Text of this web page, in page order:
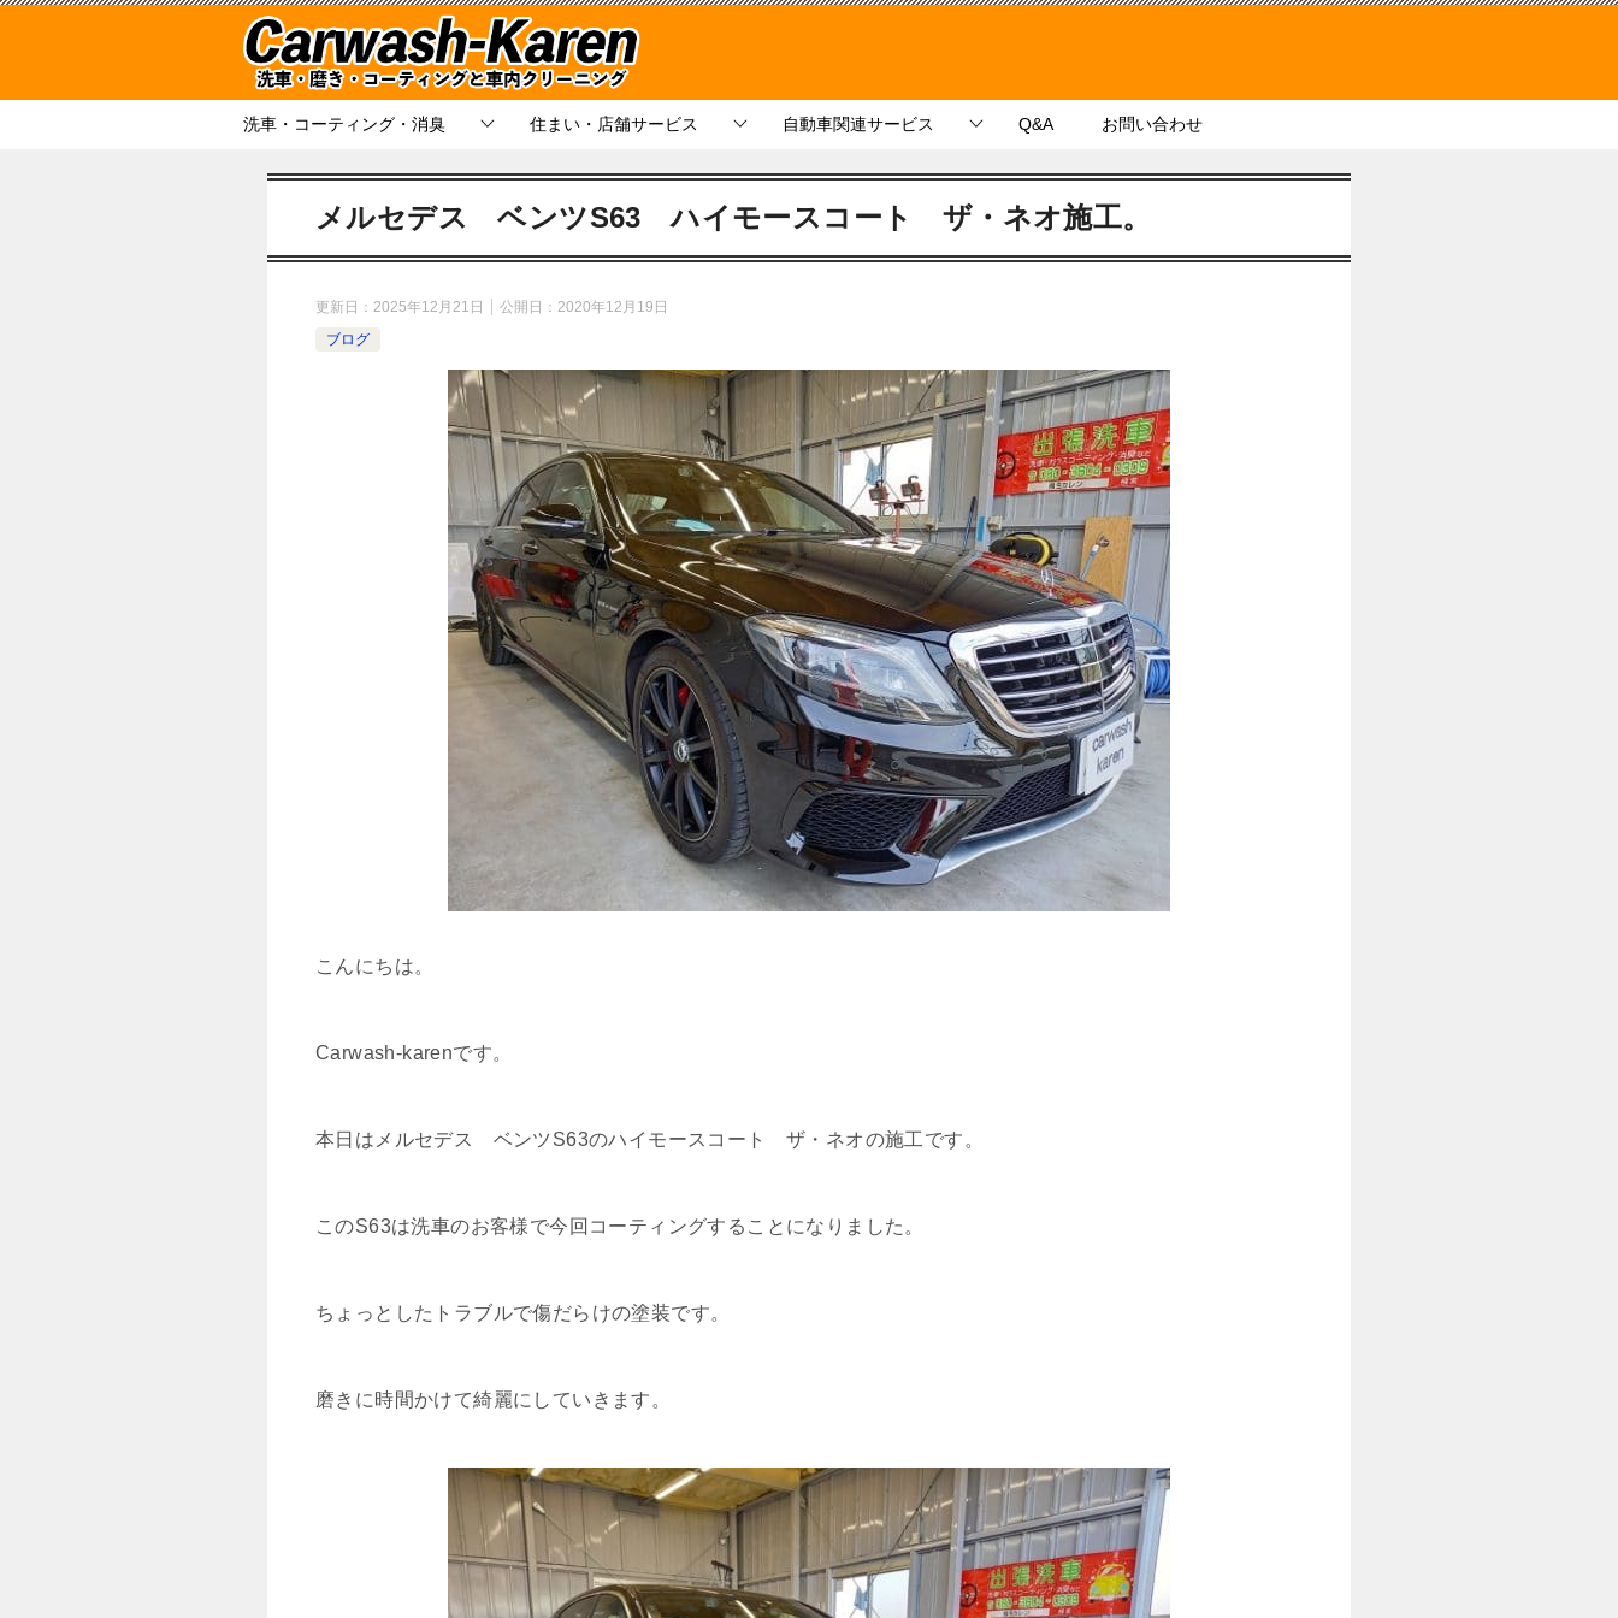
洗車・コーティング・消臭 住まい・店舗サービス 自動車関連サービス Q&A お問い合わせ
メルセデス ベンツS63 ハイモースコート ザ・ネオ施工。
更新日： 2025年12月21日 公開日： 2020年12月19日
ブログ
こんにちは。
Carwash-karenです。
本日はメルセデス ベンツS63のハイモースコート ザ・ネオの施工です。
このS63は洗車のお客様で今回コーティングすることになりました。
ちょっとしたトラブルで傷だらけの塗装です。
磨きに時間かけて綺麗にしていきます。